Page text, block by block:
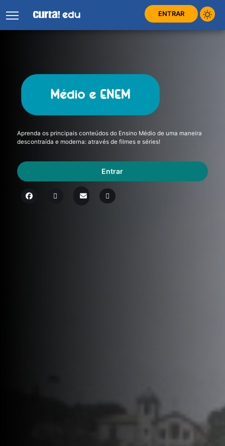
ENTRAR
Aprenda os principais conteúdos do Ensino Médio de uma maneira
descontraída e moderna: através de filmes e séries!
Entrar